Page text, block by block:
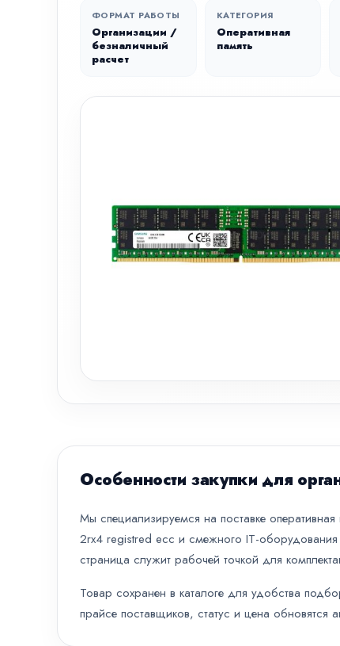
ФОРМАТ РАБОТЫ
Организации /
безналичный
расчет
КАТЕГОРИЯ
Оперативная
память
Особенности закупки для
Мы специализируемся на поставке
2rx4 registred ecc и смежного IT-оборудования
страница служит рабочей точкой для
Товар сохранен в каталоге для удобства
прайсе поставщиков, статус и цена обновятся